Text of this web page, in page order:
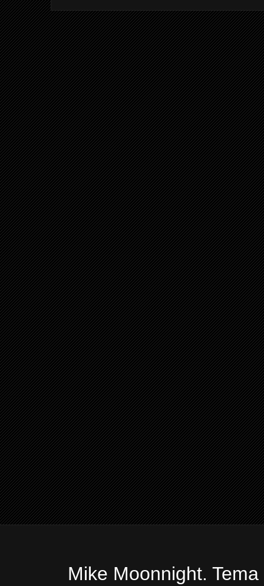
Mike Moonnight.